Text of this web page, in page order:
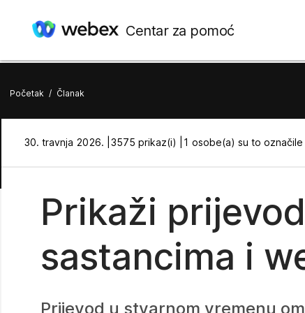
Centar za pomoć
Početak / Članak
30. travnja 2026. | 3575 prikaz(i) | 1 osobe(a) su to
Prikaži
sastancima i
Prijevod u stvarnom vremenu